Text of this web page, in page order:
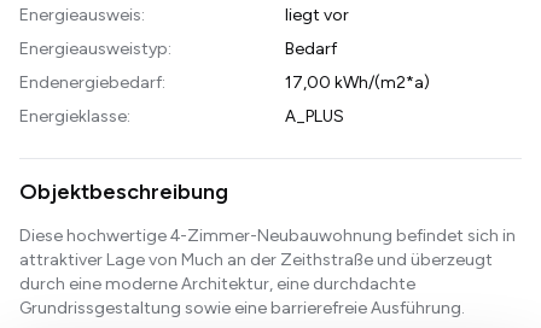
Energieausweis:
liegt vor
Energieausweistyp:
Bedarf
Endenergiebedarf:
17,00 kWh/(m2*a)
Energieklasse:
A_PLUS
Objektbeschreibung
Diese hochwertige 4-Zimmer-Neubauwohnung befindet sich in
attraktiver Lage von Much an der Zeithstraße und überzeugt
durch eine moderne Architektur, eine durchdachte
Grundrissgestaltung sowie eine barrierefreie Ausführung.